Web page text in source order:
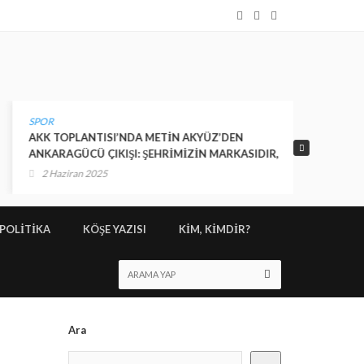
SPOR
AKK TOPLANTISI’NDA METİN AKYÜZ’DEN
ANKARAGÜCÜ ÇIKIŞI: ŞEHRİMİZİN MARKASIDIR,
HERKESİN SAHİP ÇIKMASI GEREKİYOR
2 Haziran 2025
POLİTİKA KÖŞE YAZISI KİM, KİMDİR?
Ara